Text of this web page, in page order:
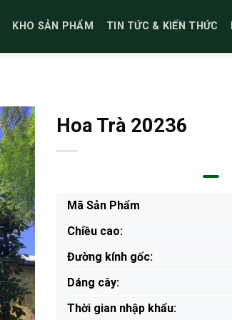
KHO SẢN PHẨM TIN TỨC & KIẾN THỨC
Hoa Trà 20236
Mã Sản Phẩm
Chiều cao:
Đường kính gốc:
Dáng cây:
Thời gian nhập khẩu: